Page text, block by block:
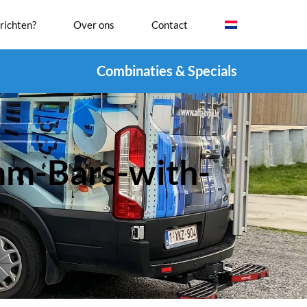
Over ons Contact
Combinaties & Specials
Bars-with-